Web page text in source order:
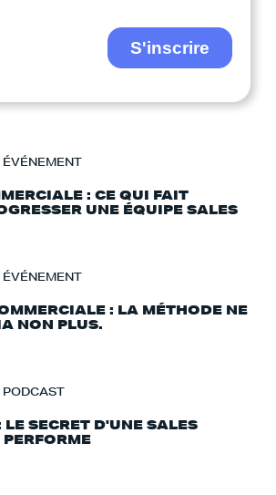
ÉVÉNEMENT
: CE QUI FAIT
UNE ÉQUIPE SALES
ÉVÉNEMENT
: LA MÉTHODE NE
NON PLUS.‍
PODCAST
SECRET D'UNE SALES